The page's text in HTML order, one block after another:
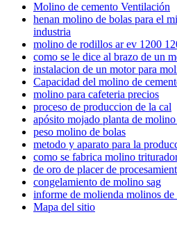
Molino de cemento Ventilación
henan molino de bolas para el
industria
molino de rodillos ar ev 1200
como se le dice al brazo de un
instalacion de un motor para
Capacidad del molino de
molino para cafeteria precios
proceso de produccion de la cal
apósito mojado planta de
peso molino de bolas
metodo y aparato para la
como se fabrica molino
de oro de placer de
congelamiento de molino sag
informe de molienda molinos de
Mapa del sitio